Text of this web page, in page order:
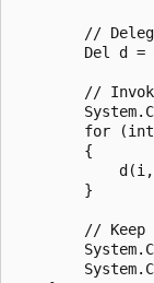
//
Del d =
//
for
        {
        }
// Keep